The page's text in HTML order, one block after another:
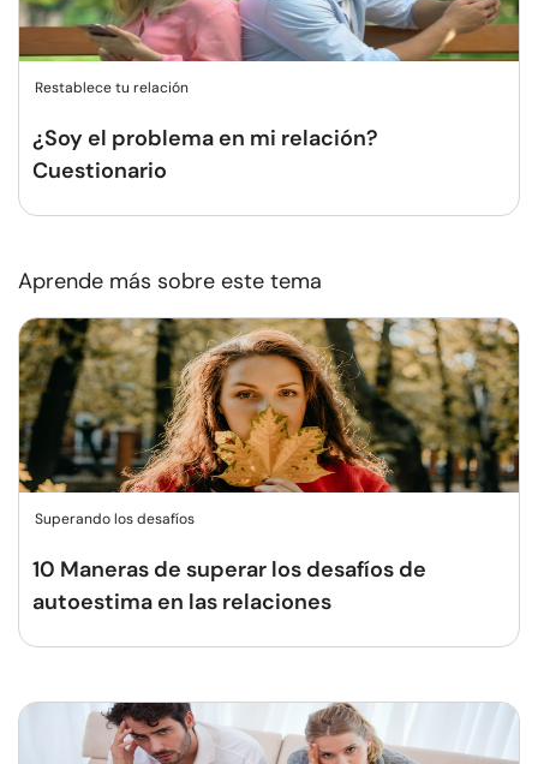
Restablece tu relación
¿Soy el problema en mi relación?
Cuestionario
Aprende más sobre este tema
Superando los desafíos
10 Maneras de superar los desafíos de
autoestima en las relaciones